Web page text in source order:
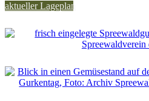
aktueller Lageplan